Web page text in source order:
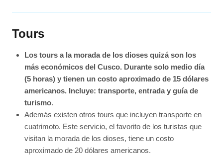
Tours
Los tours a la morada de los dioses quizá son los
más económicos del Cusco. Durante solo medio día
(5 horas) y tienen un costo aproximado de 15 dólares
americanos. Incluye: transporte, entrada y guía de
turismo.
Además existen otros tours que incluyen transporte en
cuatrimoto. Este servicio, el favorito de los turistas que
visitan la morada de los dioses, tiene un costo
aproximado de 20 dólares americanos.